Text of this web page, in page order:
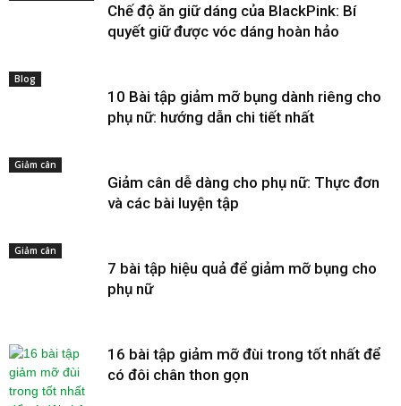
Chế độ ăn giữ dáng của BlackPink: Bí
quyết giữ được vóc dáng hoàn hảo
Blog
10 Bài tập giảm mỡ bụng dành riêng cho
phụ nữ: hướng dẫn chi tiết nhất
Giảm cân
Giảm cân dễ dàng cho phụ nữ: Thực đơn
và các bài luyện tập
Giảm cân
7 bài tập hiệu quả để giảm mỡ bụng cho
phụ nữ
16 bài tập giảm mỡ đùi trong tốt nhất để
có đôi chân thon gọn